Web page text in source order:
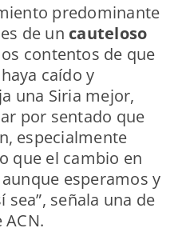
predominante
de un cauteloso
contentos de que
caído y
una Siria mejor,
por sentado que
especialmente
que el cambio en
esperamos y
señala una de